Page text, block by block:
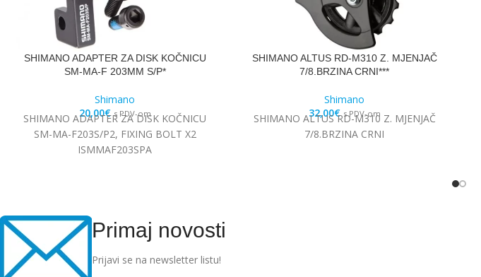
SHIMANO ADAPTER ZA DISK KOČNICU
SM-MA-F 203MM S/P*
Shimano
20,00€ s PDV-om
SHIMANO ADAPTER ZA DISK KOČNICU
SM-MA-F203S/P2, FIXING BOLT X2
ISMMAF203SPA
SHIMANO ALTUS RD-M310 Z. MJENJAČ
7/8.BRZINA CRNI***
Shimano
32,00€ s PDV-om
SHIMANO ALTUS RD-M310 Z. MJENJAČ
7/8.BRZINA CRNI
Primaj novosti
Prijavi se na newsletter listu!